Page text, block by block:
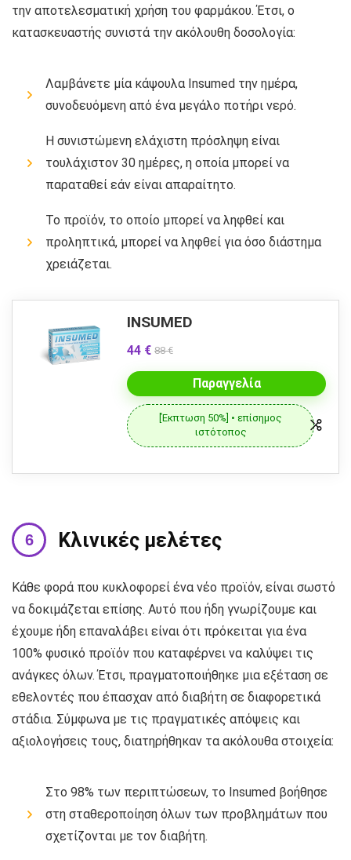
την αποτελεσματική χρήση του φαρμάκου. Έτσι, ο
κατασκευαστής συνιστά την ακόλουθη δοσολογία:
Λαμβάνετε μία κάψουλα Insumed την ημέρα,
συνοδευόμενη από ένα μεγάλο ποτήρι νερό.
Η συνιστώμενη ελάχιστη πρόσληψη είναι
τουλάχιστον 30 ημέρες, η οποία μπορεί να
παραταθεί εάν είναι απαραίτητο.
Το προϊόν, το οποίο μπορεί να ληφθεί και
προληπτικά, μπορεί να ληφθεί για όσο διάστημα
χρειάζεται.
INSUMED
44 € 88 €
Παραγγελία
[Έκπτωση 50%] • επίσημος
ιστότοπος
Κλινικές μελέτες
Κάθε φορά που κυκλοφορεί ένα νέο προϊόν, είναι σωστό
να δοκιμάζεται επίσης. Αυτό που ήδη γνωρίζουμε και
έχουμε ήδη επαναλάβει είναι ότι πρόκειται για ένα
100% φυσικό προϊόν που καταφέρνει να καλύψει τις
ανάγκες όλων. Έτσι, πραγματοποιήθηκε μια εξέταση σε
εθελοντές που έπασχαν από διαβήτη σε διαφορετικά
στάδια. Σύμφωνα με τις πραγματικές απόψεις και
αξιολογήσεις τους, διατηρήθηκαν τα ακόλουθα στοιχεία:
Στο 98% των περιπτώσεων, το Insumed βοήθησε
στη σταθεροποίηση όλων των προβλημάτων που
σχετίζονται με τον διαβήτη.